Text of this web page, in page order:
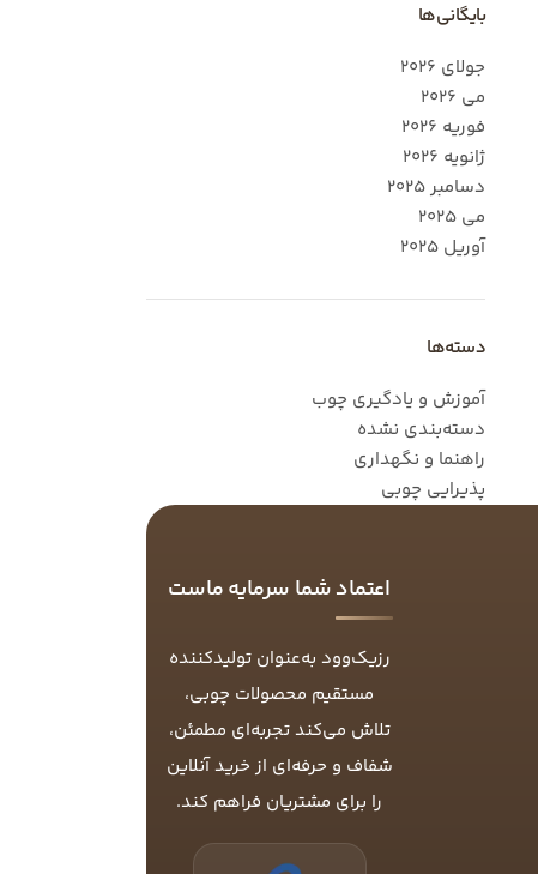
بایگانی‌ها
جولای 2026
می 2026
فوریه 2026
ژانویه 2026
دسامبر 2025
می 2025
آوریل 2025
دسته‌ها
آموزش و یادگیری چوب
دسته‌بندی نشده
راهنما و نگهداری
پذیرایی چوبی
اعتماد شما سرمایه ماست
رزیک‌وود به‌عنوان تولیدکننده
مستقیم محصولات چوبی،
تلاش می‌کند تجربه‌ای مطمئن،
شفاف و حرفه‌ای از خرید آنلاین
را برای مشتریان فراهم کند.